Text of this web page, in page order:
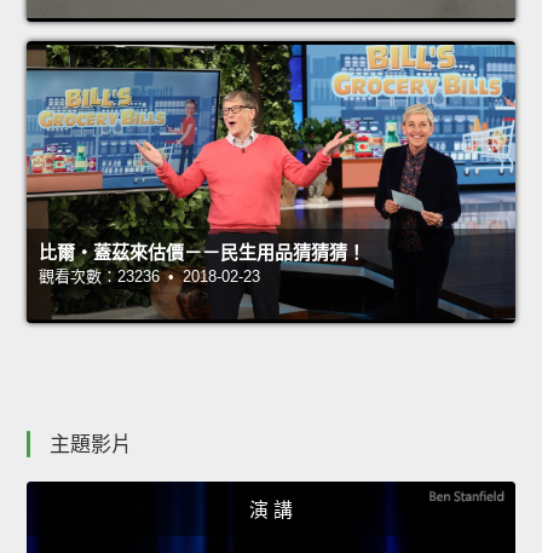
比爾‧蓋茲來估價－－民生用品猜猜猜！
觀看次數：23236 • 2018-02-23
主題影片
演 講